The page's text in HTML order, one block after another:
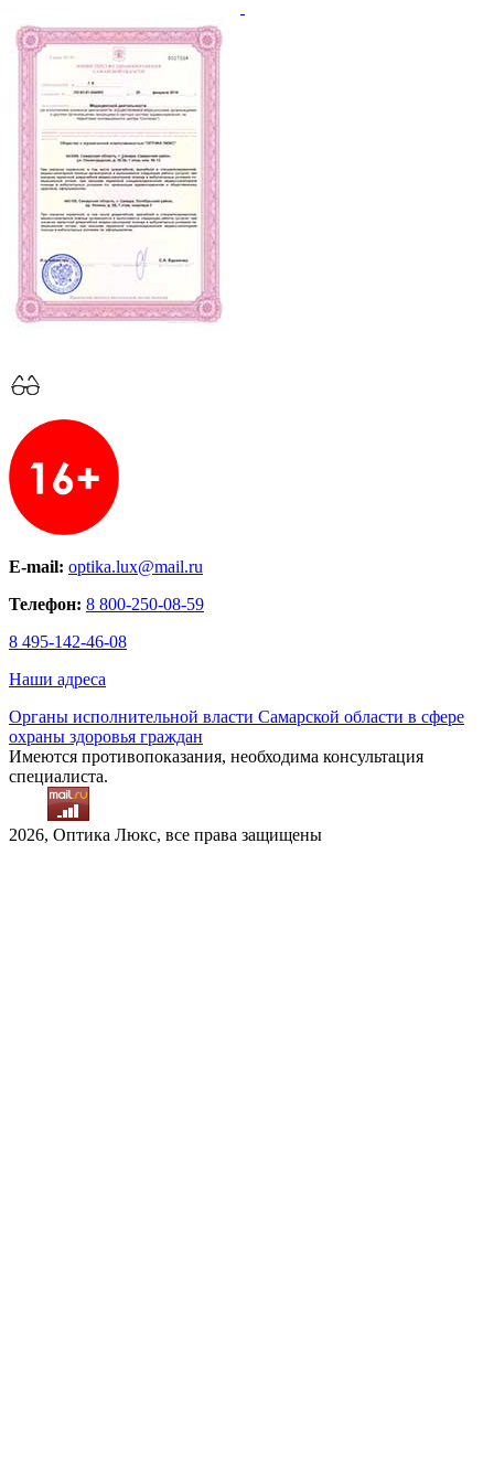
E-mail: optika.lux@mail.ru
Телефон: 8 800-250-08-59
8 495-142-46-08
Наши адреса
Органы исполнительной власти Самарской области в сфере
охраны здоровья граждан
Имеются противопоказания, необходима консультация
специалиста.
2026, Оптика Люкс, все права защищены